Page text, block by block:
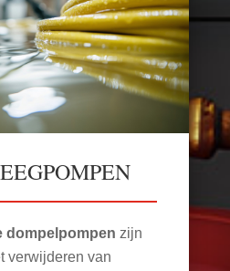
dompelpompen zijn
verwijderen van